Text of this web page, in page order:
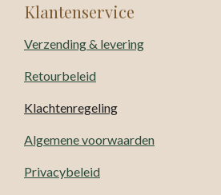
Klantenservice
Verzending & levering
Retourbeleid
Klachtenregeling
Algemene voorwaarden
Privacybeleid